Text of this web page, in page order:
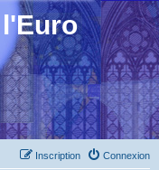
Connexion
Inscription